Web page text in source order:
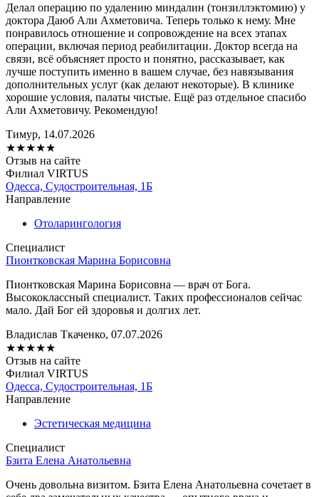
Делал операцию по удалению миндалин (тонзиллэктомию) у
доктора Даюб Али Ахметовича. Теперь только к нему. Мне
понравилось отношение и сопровождение на всех этапах
операции, включая период реабилитации. Доктор всегда на
связи, всё объясняет просто и понятно, рассказывает, как
лучше поступить именно в вашем случае, без навязывания
дополнительных услуг (как делают некоторые). В клинике
хорошие условия, палаты чистые. Ещё раз отдельное спасибо
Али Ахметовичу. Рекомендую!
Тимур, 14.07.2026
★★★★★
Отзыв на сайте
Филиал VIRTUS
Одесса, Судостроительная, 1Б
Направление
Отоларингология
Специалист
Пионтковская Марина Борисовна
Пионтковская Марина Борисовна — врач от Бога.
Высококлассный специалист. Таких профессионалов сейчас
мало. Дай Бог ей здоровья и долгих лет.
Владислав Ткаченко, 07.07.2026
★★★★★
Отзыв на сайте
Филиал VIRTUS
Одесса, Судостроительная, 1Б
Направление
Эстетическая медицина
Специалист
Бзита Елена Анатольевна
Очень довольна визитом. Бзита Елена Анатольевна сочетает в